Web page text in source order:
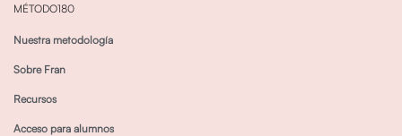
MÉTODO180
Nuestra metodología
Sobre Fran
Recursos
Acceso para alumnos